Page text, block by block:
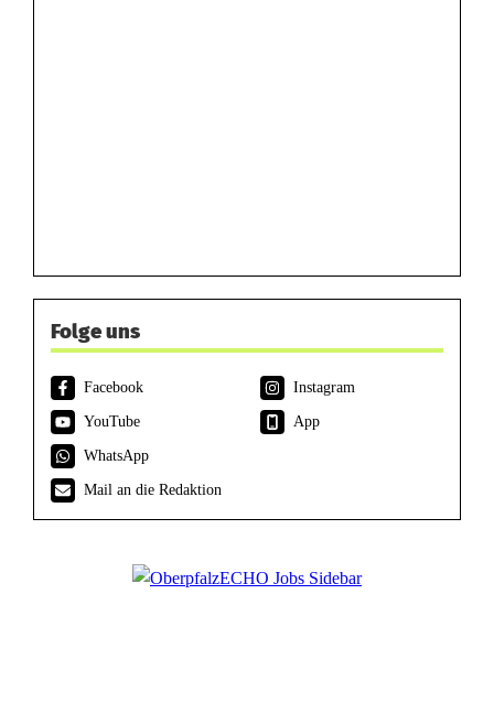
Folge uns
Facebook
Instagram
YouTube
App
WhatsApp
Mail an die Redaktion